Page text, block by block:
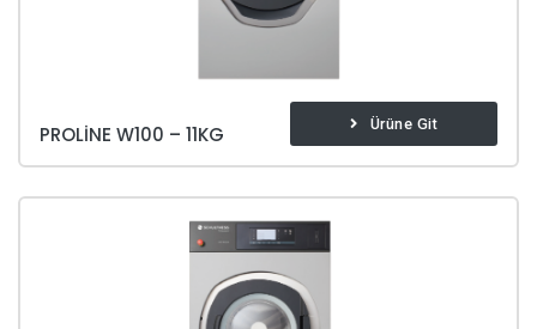
PROLINE W100 – 11KG Ürüne Git